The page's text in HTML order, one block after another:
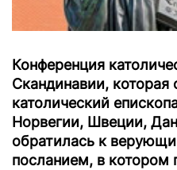
Конференция
Скандинавии, которая
католический
Норвегии, Швеции,
обратилась к
посланием, в котором